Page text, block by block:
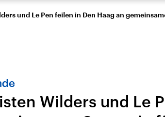
Nahostkonflikt
Iran
und Le Pen feilen in Den Haag an
Wilders und Le